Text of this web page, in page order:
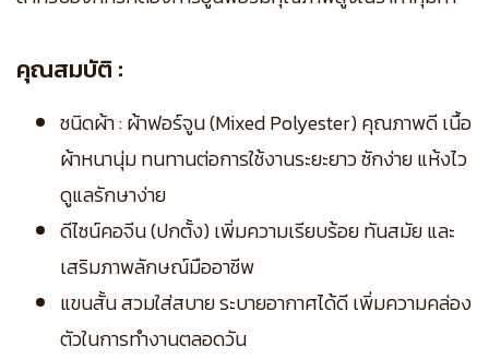
คุณสมบัติ :
ชนิดผ้า : ผ้าฟอร์จูน (Mixed Polyester) คุณภาพดี เนื้อ
ผ้าหนานุ่ม ทนทานต่อการใช้งานระยะยาว ซักง่าย แห้งไว
ดูแลรักษาง่าย
ดีไซน์คอจีน (ปกตั้ง) เพิ่มความเรียบร้อย ทันสมัย และ
เสริมภาพลักษณ์มืออาชีพ
แขนสั้น สวมใส่สบาย ระบายอากาศได้ดี เพิ่มความคล่อง
ตัวในการทำงานตลอดวัน